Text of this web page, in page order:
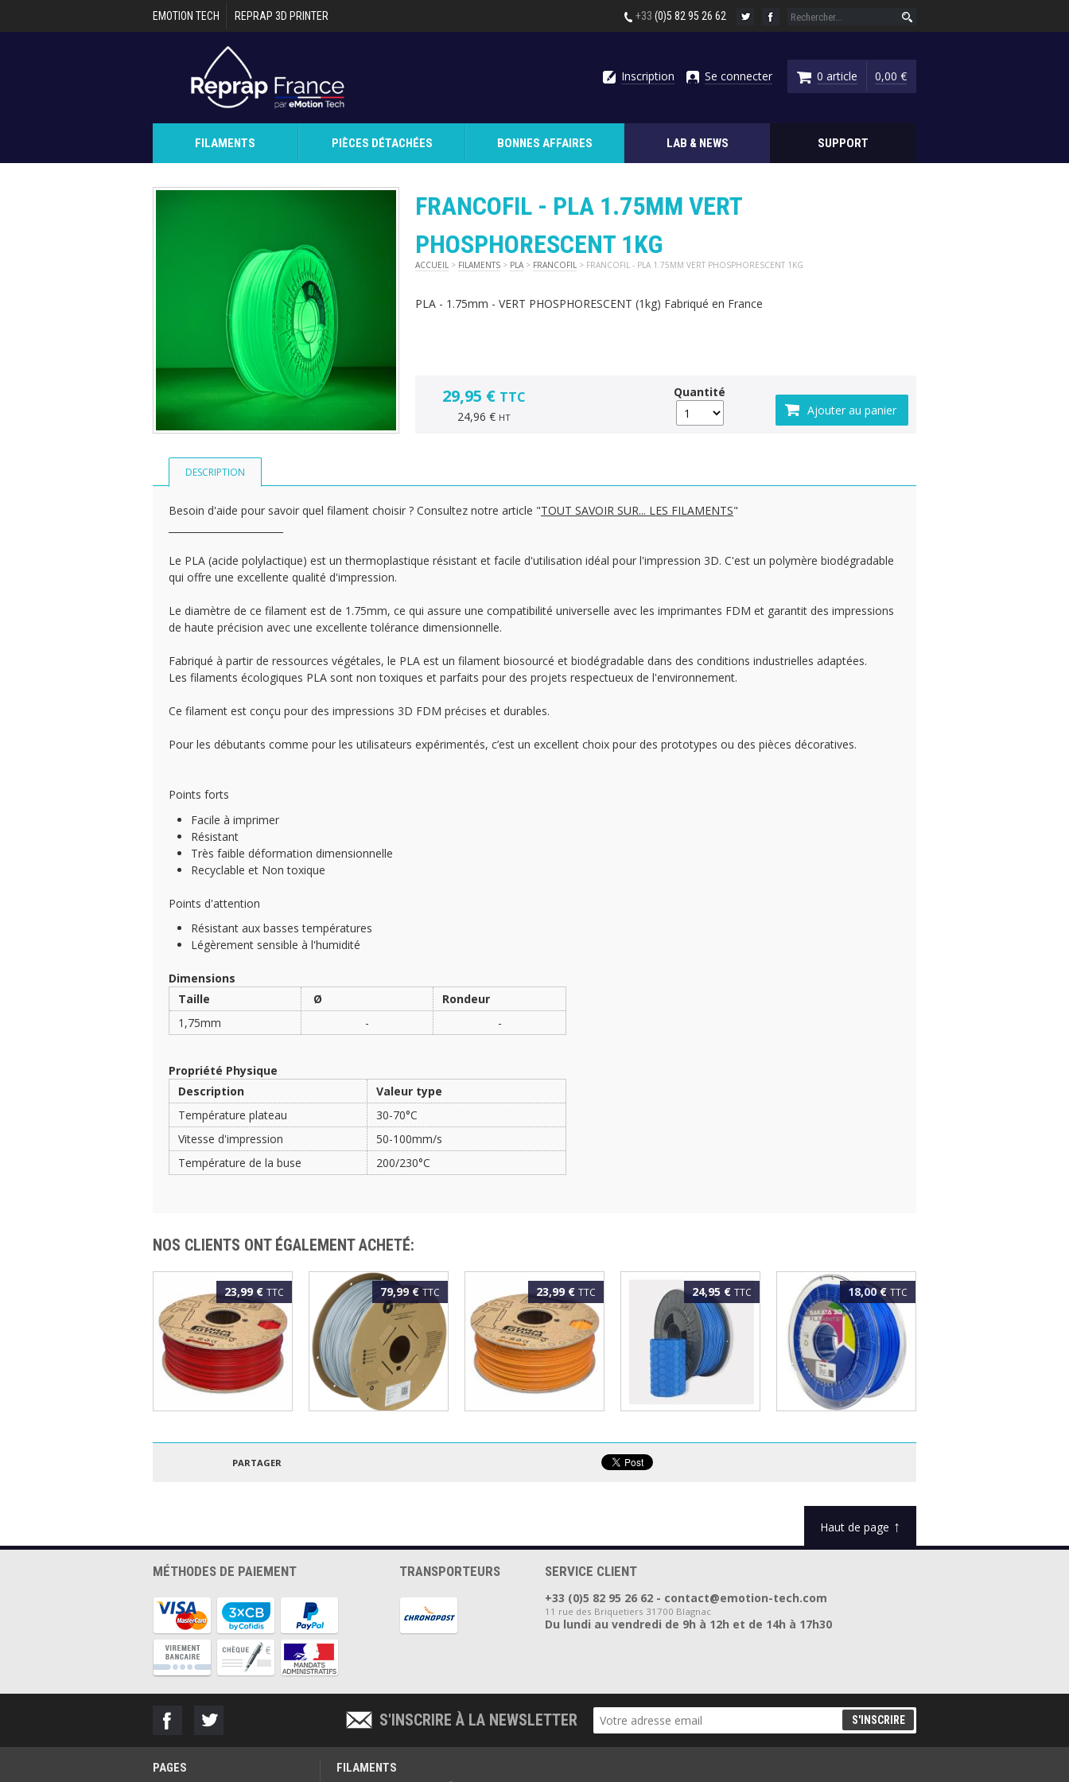
EMOTION TECH REPRAP 3D PRINTER +33 (0)5 82 95 26 62
Inscription Se connecter 0 article 0,00 €
FILAMENTS PIÈCES DÉTACHÉES BONNES AFFAIRES LAB & NEWS SUPPORT
FRANCOFIL - PLA 1.75MM VERT
PHOSPHORESCENT 1KG
ACCUEIL > FILAMENTS > PLA > FRANCOFIL > FRANCOFIL - PLA 1.75MM VERT PHOSPHORESCENT 1KG
PLA - 1.75mm - VERT PHOSPHORESCENT (1kg) Fabriqué en France
29,95 € TTC
24,96 € HT
Quantité
DESCRIPTION
Besoin d'aide pour savoir quel filament choisir ? Consultez notre article "TOUT SAVOIR SUR... LES FILAMENTS"
Le PLA (acide polylactique) est un thermoplastique résistant et facile d'utilisation idéal pour l'impression 3D. C'est un polymère biodégradable
qui offre une excellente qualité d'impression.
Le diamètre de ce filament est de 1.75mm, ce qui assure une compatibilité universelle avec les imprimantes FDM et garantit des impressions
de haute précision avec une excellente tolérance dimensionnelle.
Fabriqué à partir de ressources végétales, le PLA est un filament biosourcé et biodégradable dans des conditions industrielles adaptées.
Les filaments écologiques PLA sont non toxiques et parfaits pour des projets respectueux de l'environnement.
Ce filament est conçu pour des impressions 3D FDM précises et durables.
Pour les débutants comme pour les utilisateurs expérimentés, c’est un excellent choix pour des prototypes ou des pièces décoratives.
Points forts
Facile à imprimer
Résistant
Très faible déformation dimensionnelle
Recyclable et Non toxique
Points d'attention
Résistant aux basses températures
Légèrement sensible à l'humidité
Dimensions
Taille
Ø
Rondeur
1,75mm
- -
Propriété Physique
Description
Valeur type
Température plateau
30-70°C
Vitesse d'impression
50-100mm/s
Température de la buse
200/230°C
NOS CLIENTS ONT ÉGALEMENT ACHETÉ:
23,99 € TTC
EASYFIL 1.75MM
79,99 €TTC
POLYLITE 1.75MM
23,99 € TTC
EASYFIL 1.75MM
24,95 € TTC
Speed 1.75MM BLEU
ECLAT 1KG
18,00 € TTC
1.75mm Bleu 1kg
PARTAGER
Haut de page ↑
MÉTHODES DE PAIEMENT TRANSPORTEURS SERVICE CLIENT
+33 (0)5 82 95 26 62 - contact@emotion-tech.com
11 rue des Briquetiers 31700 Blagnac
Du lundi au vendredi de 9h à 12h et de 14h à 17h30
S'INSCRIRE À LA NEWSLETTER
PAGES
FILAMENTS